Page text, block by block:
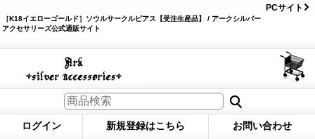
［K18イエローゴールド］ソウルサークルピアス【受注生産品】 / アークシルバー
アクセサリーズ公式通販サイト
PCサイト
ログイン 新規登録はこちら お問い合わせ